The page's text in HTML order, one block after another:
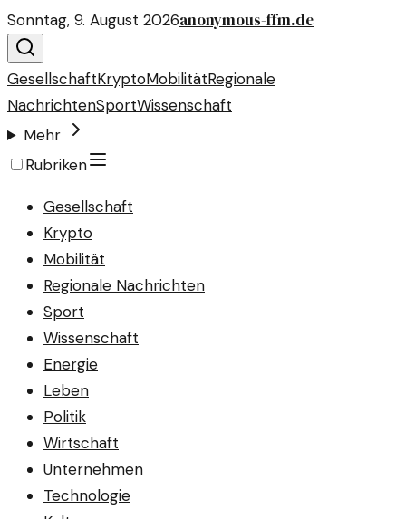
Sonntag, 9. August 2026anonymous-ffm.de
GesellschaftKryptoMobilitätRegionale
NachrichtenSportWissenschaft
Mehr
Rubriken
Gesellschaft
Krypto
Mobilität
Regionale Nachrichten
Sport
Wissenschaft
Energie
Leben
Politik
Wirtschaft
Unternehmen
Technologie